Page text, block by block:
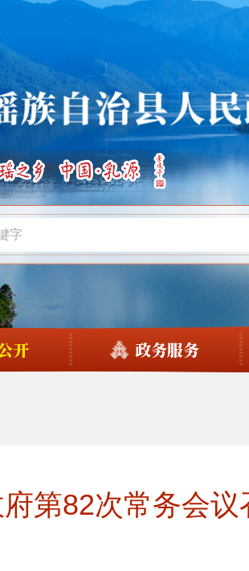
开 政务服务
第82次常务会议